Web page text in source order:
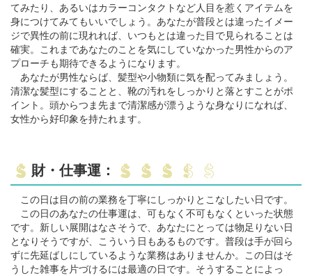
てみたり、あるいはカラーコンタクトなど人目を惹くアイテムを
身につけてみてもいいでしょう。あなたが普段とは違ったイメー
ジで異性の前に現れれば、いつもとは違った目で見られることは
確実。これまであなたのことを気にしていなかった男性からのア
プローチも期待できるようになります。
あなたが男性ならば、髪型や小物類に気を配ってみましょう。
清潔な髪型にすることと、靴の汚れをしっかりと落とすことがポ
イント。頭からつま先まで清潔感が漂うような身なりになれば、
女性から好印象を持たれます。
財・仕事運：
この日は目の前の業務を丁寧にしっかりとこなしたい日です。
この日のあなたの仕事運は、可もなく不可もなくといった状態
です。新しい展開はなさそうで、あなたにとっては物足りない日
となりそうですが、こういう日もあるものです。普段は手が回ら
ずに先延ばしにしているような業務はありませんか。この日はそ
うした雑事を片づけるには最適の日です。そうすることによっ